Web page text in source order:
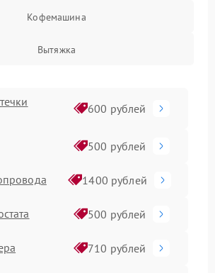
Кофемашина
Вытяжка
600 рублей
500 рублей
1400 рублей
500 рублей
710 рублей